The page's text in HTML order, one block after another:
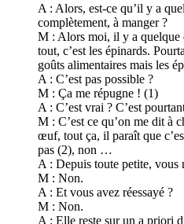
A : Alors, est-ce qu’il y a
complètement, à manger ?
M : Alors moi, il y a quelque
tout, c’est les épinards.
goûts alimentaires mais les
A : C’est pas possible ?
M : Ça me répugne ! (1)
A : C’est vrai ? C’est
M : C’est ce qu’on me dit à
œuf, tout ça, il paraît que
pas (2), non …
A : Depuis toute petite, vous
M : Non.
A : Et vous avez réessayé ?
M : Non.
A : Elle reste sur un a priori